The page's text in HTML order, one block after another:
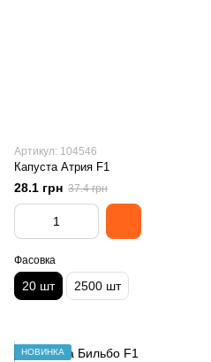
Артикул: 104546
Капуста Атрия F1
28.1 грн 37.4 грн
Фасовка
20 шт 2500 шт
НОВИНКА